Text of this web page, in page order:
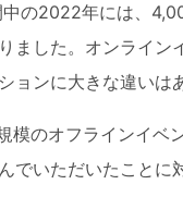
の2022年には、
ました。オンライ
ョンに大きな違いは
模のオフラインイベ
でいただいたこと